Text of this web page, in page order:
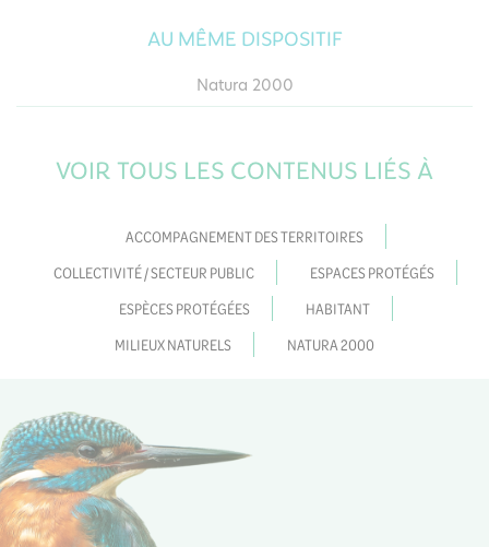
AU MÊME DISPOSITIF
VOIR TOUS LES CONTENUS LIÉS À
ACCOMPAGNEMENT DES TERRITOIRES
ESPACES PROTÉGÉS